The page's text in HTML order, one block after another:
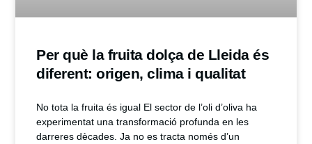
Per què la fruita dolça de Lleida és
diferent: origen, clima i qualitat
No tota la fruita és igual El sector de l’oli d’oliva ha
experimentat una transformació profunda en les
darreres dècades. Ja no es tracta només d’un